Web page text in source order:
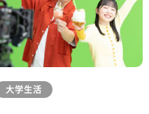
大学生活